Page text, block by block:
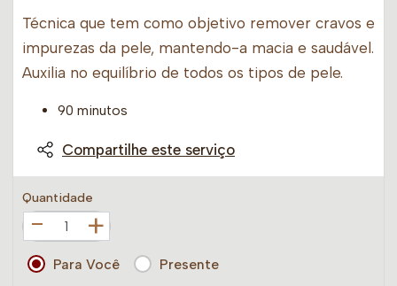
Técnica que tem como objetivo remover cravos e
impurezas da pele, mantendo-a macia e saudável.
Auxilia no equilíbrio de todos os tipos de pele.
90 minutos
Compartilhe este serviço
Quantidade
+
Para Você Presente